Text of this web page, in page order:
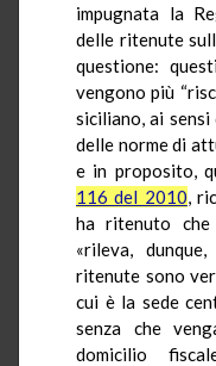
impugnata la
delle ritenute
questione:
vengono più
siciliano, ai
delle norme di
e in proposito,
116 del 2010,
ha ritenuto
«rileva,
ritenute sono
cui è la sede
senza che
domicilio